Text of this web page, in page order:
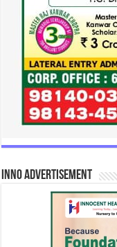
INNO Advertisement